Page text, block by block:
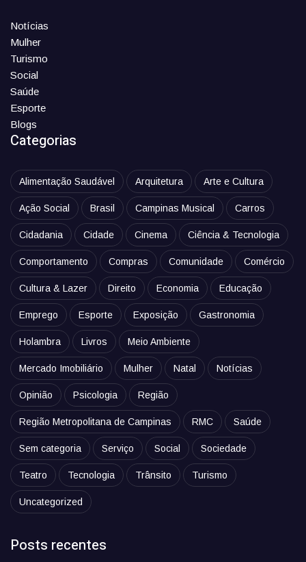
Notícias
Mulher
Turismo
Social
Saúde
Esporte
Blogs
Categorias
Alimentação Saudável Arquitetura Arte e Cultura
Ação Social Brasil Campinas Musical Carros
Cidadania Cidade Cinema Ciência & Tecnologia
Comportamento Compras Comunidade Comércio
Cultura & Lazer Direito Economia Educação
Emprego Esporte Exposição Gastronomia
Holambra Livros Meio Ambiente
Mercado Imobiliário Mulher Natal Notícias
Opinião Psicologia Região
Região Metropolitana de Campinas RMC Saúde
Sem categoria Serviço Social Sociedade
Teatro Tecnologia Trânsito Turismo
Uncategorized
Posts recentes